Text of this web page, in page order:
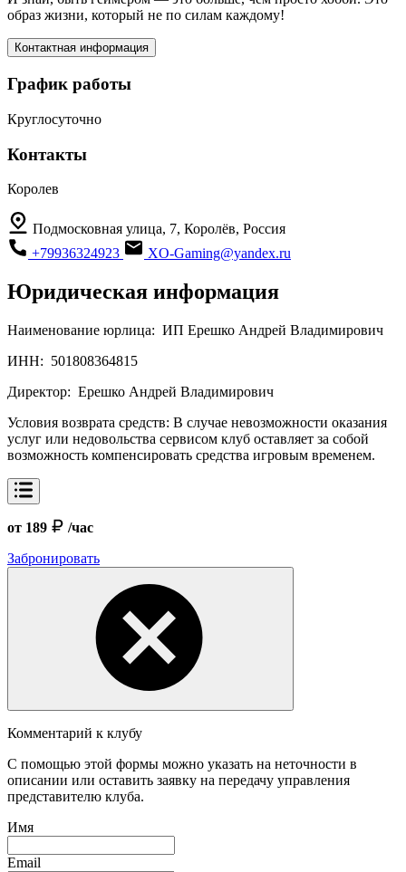
образ жизни, который не по силам каждому!
Контактная информация
График работы
Круглосуточно
Контакты
Королев
Подмосковная улица, 7, Королёв, Россия
+79936324923
XO-Gaming@yandex.ru
Юридическая информация
Наименование юрлица: ИП Ерешко Андрей Владимирович
ИНН: 501808364815
Директор: Ерешко Андрей Владимирович
Условия возврата средств: В случае невозможности оказания
услуг или недовольства сервисом клуб оставляет за собой
возможность компенсировать средства игровым временем.
от 189
/час
Забронировать
Комментарий к клубу
С помощью этой формы можно указать на неточности в
описании или оставить заявку на передачу управления
представителю клуба.
Имя
Email